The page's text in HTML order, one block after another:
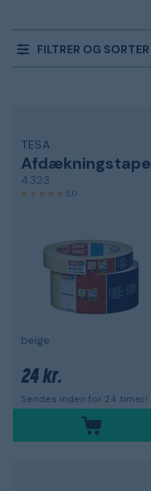
FILTRER OG SORTER
TESA
Afdækningstape
4323
5,0
beige
24 kr.
Sendes inden for 24 timer!